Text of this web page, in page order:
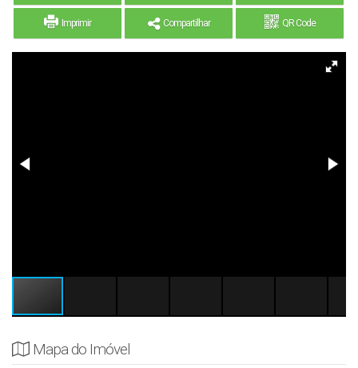
Imprimir Compartilhar QR Code
Mapa do Imóvel